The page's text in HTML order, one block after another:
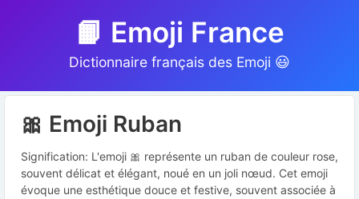
📙 Emoji France
Dictionnaire français des Emoji 😃
🎀 Emoji Ruban
Signification: L'emoji 🎀 représente un ruban de couleur rose,
souvent délicat et élégant, noué en un joli nœud. Cet emoji
évoque une esthétique douce et festive, souvent associée à